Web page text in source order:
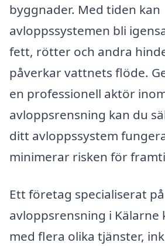
byggnader. Med tiden kan
avloppssystemen bli
fett, rötter och andra
påverkar vattnets flöde.
en professionell aktör
avloppsrensning kan du
ditt avloppssystem
minimerar risken för
Ett företag specialiserat på
avloppsrensning i Kälarne
med flera olika tjänster,